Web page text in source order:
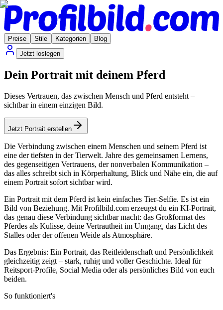
Preise Stile Kategorien
Blog
Jetzt loslegen
Dein Portrait mit deinem Pferd
Dieses Vertrauen, das zwischen Mensch und Pferd entsteht –
sichtbar in einem einzigen Bild.
Jetzt Portrait erstellen
Die Verbindung zwischen einem Menschen und seinem Pferd ist
eine der tiefsten in der Tierwelt. Jahre des gemeinsamen Lernens,
des gegenseitigen Vertrauens, der nonverbalen Kommunikation –
das alles schreibt sich in Körperhaltung, Blick und Nähe ein, die auf
einem Portrait sofort sichtbar wird.
Ein Portrait mit dem Pferd ist kein einfaches Tier-Selfie. Es ist ein
Bild von Beziehung. Mit Profilbild.com erzeugst du ein KI-Portrait,
das genau diese Verbindung sichtbar macht: das Großformat des
Pferdes als Kulisse, deine Vertrautheit im Umgang, das Licht des
Stalles oder der offenen Weide als Atmosphäre.
Das Ergebnis: Ein Portrait, das Reitleidenschaft und Persönlichkeit
gleichzeitig zeigt – stark, ruhig und voller Geschichte. Ideal für
Reitsport-Profile, Social Media oder als persönliches Bild von euch
beiden.
So funktioniert's